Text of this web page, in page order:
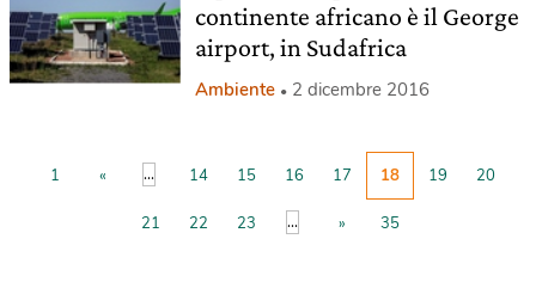
continente africano è il George
airport, in Sudafrica
Ambiente 2 dicembre 2016
1 « ... 14 15 16 17 18 19 20
21 22 23 ... » 35